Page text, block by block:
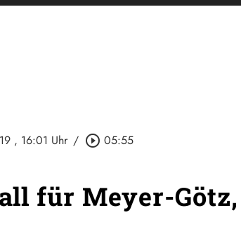
, 16:01 Uhr / play_circle_outline 05:55
für Meyer-